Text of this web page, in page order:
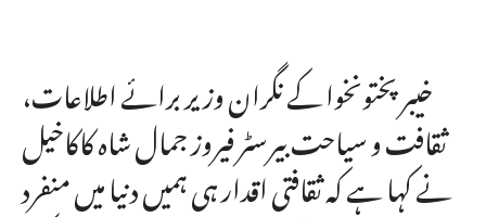
خیبر پختونخوا کے نگران وزیر برائے اطلاعات،
ثقافت و سیاحت بیرسٹر فیروز جمال شاہ کاکاخیل
نے کہا ہے کہ ثقافتی اقدار ہی ہمیں دنیا میں منفرد